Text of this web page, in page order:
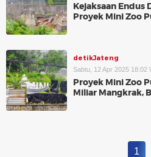
Kejaksaan Endus
Proyek Mini Zoo
detikJateng
Sabtu, 12 Apr 2025 18:02
Proyek Mini Zoo
Miliar Mangkrak,
1